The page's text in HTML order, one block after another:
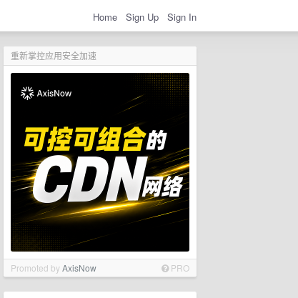
Home Sign Up Sign In
重新掌控应用安全加速
Promoted byAxisNow PRO